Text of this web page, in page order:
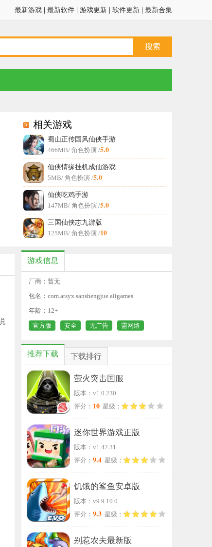
最新游戏 最新软件 游戏更新 软件更新 最新合集
相关游戏
蜀山正传国风仙侠手游
466MB/ 角色扮演 /5.0
仙侠情缘挂机成仙游戏
5MB/ 角色扮演 /5.0
仙侠吃鸡手游
147MB/ 角色扮演 /5.0
三国仙侠志九游版
125MB/ 角色扮演 /10
游戏信息
厂商：暂无
包名：com.atsyx.sanshengjue.aligames
年龄：12+
官方版 安全 无广告 需网络
推荐下载 下载排行
萤火突击国服
版本：v1.0.230
评分： 10 星级：
迷你世界游戏正版
版本：v1.42.31
评分： 9.4 星级：
饥饿的鲨鱼安卓版
版本：v9.9.10.0
评分： 9.3 星级：
别惹农夫最新版